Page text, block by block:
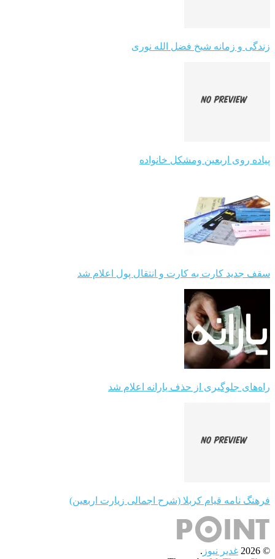
زندگی و زمانه شیخ فضل الله نوری
پیاده روی اربعین ومشکل خانواده
سقف جدید کارت به کارت و انتقال پول اعلام شد
راه‌های جلوگیری از حذف یارانه اعلام شد
فرهنگ نامه قیام کربلا (شرح اجمالی زیارت اربعین)
© 2026 غدیر نیوز .